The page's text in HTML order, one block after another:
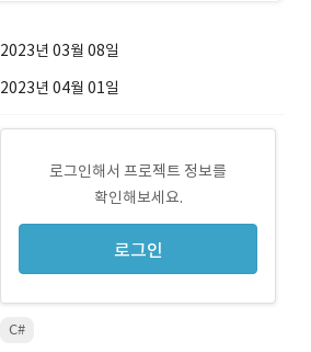
2023년 03월 08일
2023년 04월 01일
로그인해서 프로젝트 정보를
확인해보세요.
로그인
C#